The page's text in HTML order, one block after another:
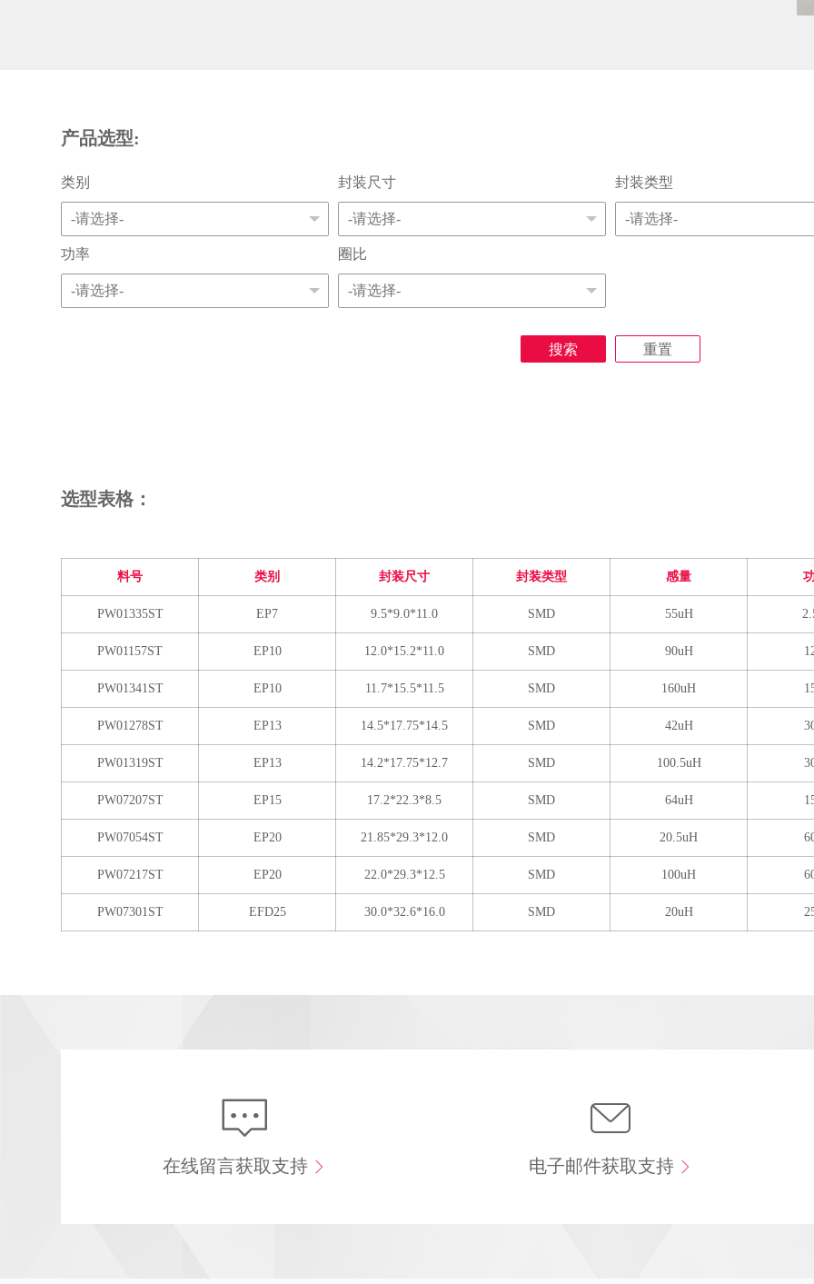
产品选型:
类别 封装尺寸 封装类型
功率 圈比
搜索 重置
选型表格：
料号 类别 封装尺寸 封装类型 感量
PW01335ST EP7 9.5*9.0*11.0 SMD 55uH
PW01157ST EP10 12.0*15.2*11.0 SMD 90uH
PW01341ST EP10 11.7*15.5*11.5 SMD 160uH
PW01278ST EP13 14.5*17.75*14.5 SMD 42uH
PW01319ST EP13 14.2*17.75*12.7 SMD 100.5uH
PW07207ST EP15 17.2*22.3*8.5 SMD 64uH
PW07054ST EP20 21.85*29.3*12.0 SMD 20.5uH
PW07217ST EP20 22.0*29.3*12.5 SMD 100uH
PW07301ST EFD25 30.0*32.6*16.0 SMD 20uH
在线留言获取支持 电子邮件获取支持